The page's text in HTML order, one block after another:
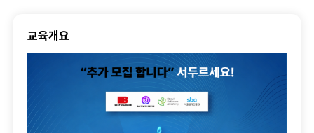
교육개요